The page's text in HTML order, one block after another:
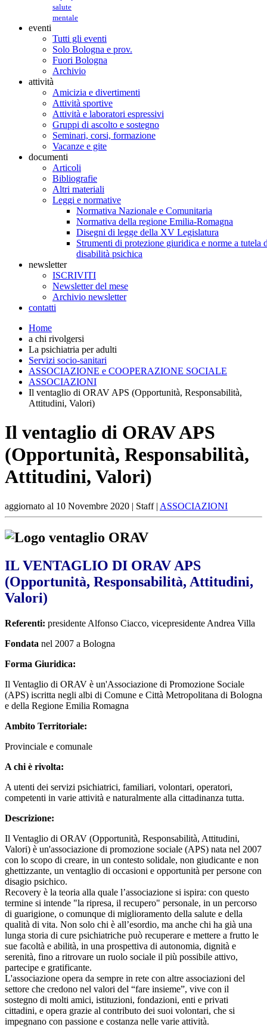
salute
mentale
eventi
Tutti gli eventi
Solo Bologna e prov.
Fuori Bologna
Archivio
attività
Amicizia e divertimenti
Attività sportive
Attività e laboratori espressivi
Gruppi di ascolto e sostegno
Seminari, corsi, formazione
Vacanze e gite
documenti
Articoli
Bibliografie
Altri materiali
Leggi e normative
Normativa Nazionale e Comunitaria
Normativa della regione Emilia-Romagna
Disegni di legge della XV Legislatura
Strumenti di protezione giuridica e norme a tutela
disabilità psichica
newsletter
ISCRIVITI
Newsletter del mese
Archivio newsletter
contatti
Home
a chi rivolgersi
La psichiatria per adulti
Servizi socio-sanitari
ASSOCIAZIONE e COOPERAZIONE SOCIALE
ASSOCIAZIONI
Il ventaglio di ORAV APS (Opportunità, Responsabilità,
Attitudini, Valori)
Il ventaglio di ORAV APS
(Opportunità, Responsabilità,
Attitudini, Valori)
aggiornato al 10 Novembre 2020 | Staff | ASSOCIAZIONI
IL VENTAGLIO DI ORAV APS
(Opportunità, Responsabilità, Attitudini,
Valori)
Referenti: presidente Alfonso Ciacco, vicepresidente Andrea Villa
Fondata nel 2007 a Bologna
Forma Giuridica:
Il Ventaglio di ORAV è un'Associazione di Promozione Sociale
(APS) iscritta negli albi di Comune e Città Metropolitana di Bologna
e della Regione Emilia Romagna
Ambito Territoriale:
Provinciale e comunale
A chi è rivolta:
A utenti dei servizi psichiatrici, familiari, volontari, operatori,
competenti in varie attività e naturalmente alla cittadinanza tutta.
Descrizione:
Il Ventaglio di ORAV (Opportunità, Responsabilità, Attitudini,
Valori) è un'associazione di promozione sociale (APS) nata nel 2007
con lo scopo di creare, in un contesto solidale, non giudicante e non
ghettizzante, un ventaglio di occasioni e opportunità per persone con
disagio psichico.
Recovery è la teoria alla quale l’associazione si ispira: con questo
termine si intende "la ripresa, il recupero" personale, in un percorso
di guarigione, o comunque di miglioramento della salute e della
qualità di vita. Non solo chi è all’esordio, ma anche chi ha già una
lunga storia di cure psichiatriche può recuperare e mettere a frutto le
sue facoltà e abilità, in una prospettiva di autonomia, dignità e
serenità, fino a ritrovare un ruolo sociale il più possibile attivo,
partecipe e gratificante.
L'associazione opera da sempre in rete con altre associazioni del
settore che credono nel valori del “fare insieme”, vive con il
sostegno di molti amici, istituzioni, fondazioni, enti e privati
cittadini, e opera grazie al contributo dei suoi volontari, che si
impegnano con passione e costanza nelle varie attività.